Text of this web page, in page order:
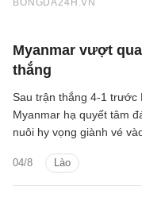
Myanmar vượt
thắng
04/8 Lào
Sau trận thắng 4-1 trước
Myanmar hạ quyết tâm
nuôi hy vọng giành vé